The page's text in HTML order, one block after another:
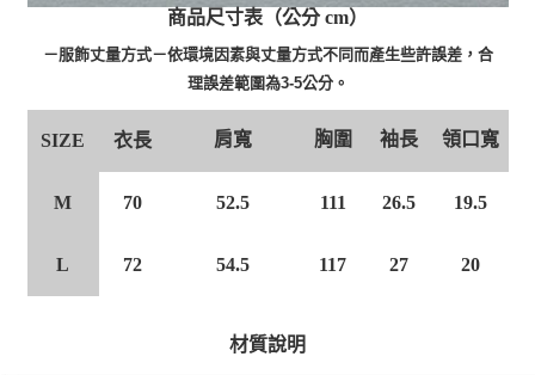
商品尺寸表（公分 cm）
－服飾丈量方式－依環境因素與丈量方式不同而產生些許誤差，合
理誤差範圍為3-5公分。
SIZE 衣長 肩寬 胸圍 袖長 領口寬
M 70 52.5 111 26.5 19.5
L 72 54.5 117 27 20
材質說明